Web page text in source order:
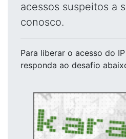
acessos suspeitos a
conosco.
Para liberar o acesso do IP
responda ao desafio